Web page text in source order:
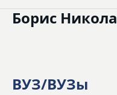
Борис
ВУЗ/ВУЗы